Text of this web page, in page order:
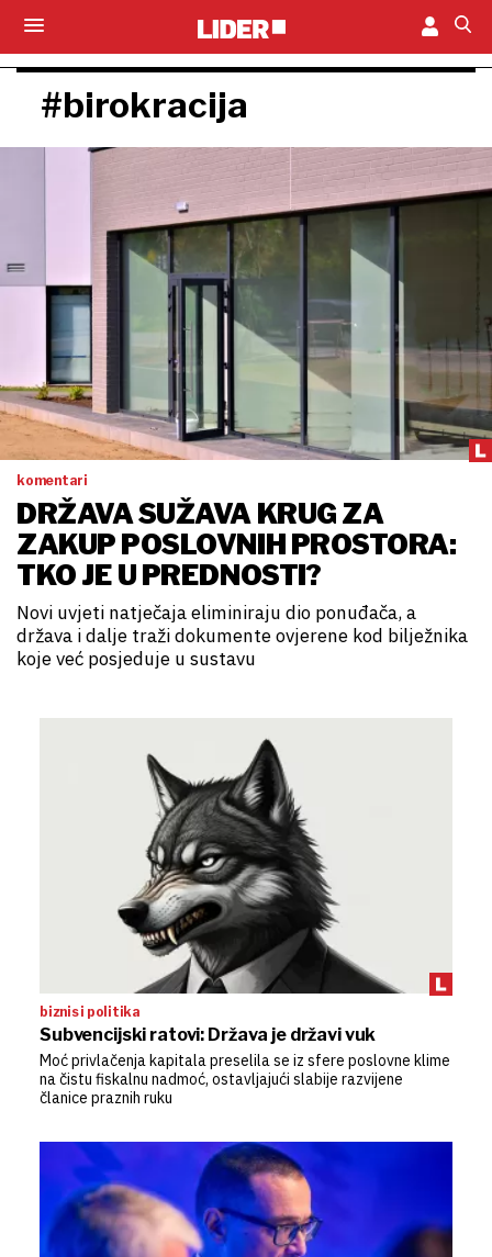
#birokracija
komentari
DRŽAVA SUŽAVA KRUG ZA
ZAKUP POSLOVNIH PROSTORA:
TKO JE U PREDNOSTI?
Novi uvjeti natječaja eliminiraju dio ponuđača, a
država i dalje traži dokumente ovjerene kod bilježnika
koje već posjeduje u sustavu
biznis i politika
Subvencijski ratovi: Država je državi vuk
Moć privlačenja kapitala preselila se iz sfere poslovne klime
na čistu fiskalnu nadmoć, ostavljajući slabije razvijene
članice praznih ruku